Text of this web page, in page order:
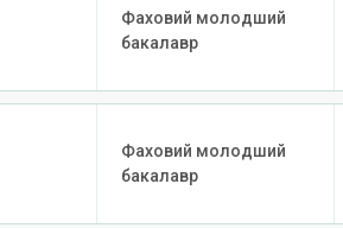
Фаховий молодший
бакалавр
Фаховий молодший
бакалавр